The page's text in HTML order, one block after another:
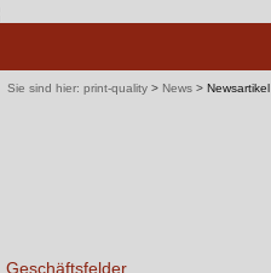
Sie sind hier: print-quality > News > Newsartikel
Geschäftsfelder